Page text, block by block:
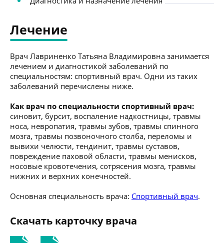
Лечение
Врач Лавриненко Татьяна Владимировна занимается
лечением и диагностикой заболеваний по
специальностям: спортивный врач. Одни из таких
заболеваний перечислены ниже.
Как врач по специальности спортивный врач:
синовит, бурсит, воспаление надкостницы, травмы
носа, невропатия, травмы зубов, травмы спинного
мозга, травмы позвоночного столба, переломы и
вывихи челюсти, тендинит, травмы суставов,
повреждение паховой области, травмы менисков,
носовые кровотечения, сотрясения мозга, травмы
нижних и верхних конечностей.
Основная специальность врача: Спортивный врач.
Скачать карточку врача